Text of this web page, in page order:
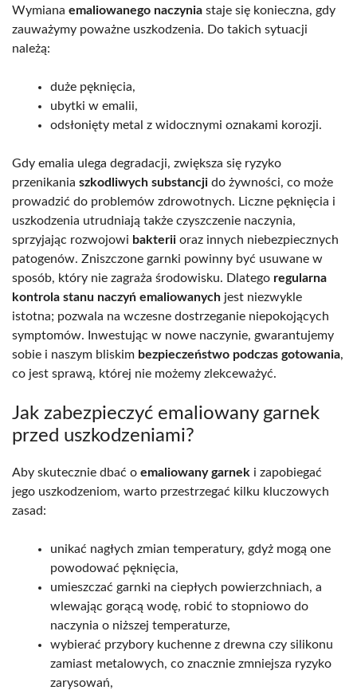
Wymiana emaliowanego naczynia staje się konieczna, gdy
zauważymy poważne uszkodzenia. Do takich sytuacji
należą:
duże pęknięcia,
ubytki w emalii,
odsłonięty metal z widocznymi oznakami korozji.
Gdy emalia ulega degradacji, zwiększa się ryzyko
przenikania szkodliwych substancji do żywności, co może
prowadzić do problemów zdrowotnych. Liczne pęknięcia i
uszkodzenia utrudniają także czyszczenie naczynia,
sprzyjając rozwojowi bakterii oraz innych niebezpiecznych
patogenów. Zniszczone garnki powinny być usuwane w
sposób, który nie zagraża środowisku. Dlatego regularna
kontrola stanu naczyń emaliowanych jest niezwykle
istotna; pozwala na wczesne dostrzeganie niepokojących
symptomów. Inwestując w nowe naczynie, gwarantujemy
sobie i naszym bliskim bezpieczeństwo podczas gotowania,
co jest sprawą, której nie możemy zlekceważyć.
Jak zabezpieczyć emaliowany garnek
przed uszkodzeniami?
Aby skutecznie dbać o emaliowany garnek i zapobiegać
jego uszkodzeniom, warto przestrzegać kilku kluczowych
zasad:
unikać nagłych zmian temperatury, gdyż mogą one
powodować pęknięcia,
umieszczać garnki na ciepłych powierzchniach, a
wlewając gorącą wodę, robić to stopniowo do
naczynia o niższej temperaturze,
wybierać przybory kuchenne z drewna czy silikonu
zamiast metalowych, co znacznie zmniejsza ryzyko
zarysowań,